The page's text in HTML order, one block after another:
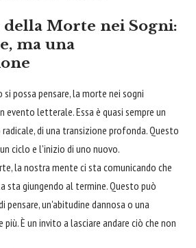
Morte nei Sogni:
ma una
possa pensare, la morte nei sogni
evento letterale. Essa è quasi sempre un
di una transizione profonda. Questo
ciclo e l'inizio di uno nuovo.
la nostra mente ci sta comunicando che
sta giungendo al termine. Questo può
pensare, un'abitudine dannosa o una
più. È un invito a lasciare andare ciò che non